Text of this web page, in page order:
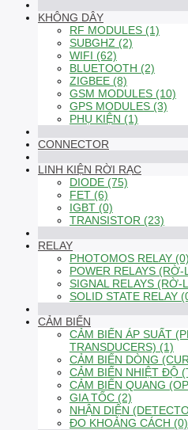
KHÔNG DÂY
RF MODULES (1)
SUBGHZ (2)
WIFI (62)
BLUETOOTH (2)
ZIGBEE (8)
GSM MODULES (10)
GPS MODULES (3)
PHỤ KIỆN (1)
CONNECTOR
LINH KIỆN RỜI RẠC
DIODE (75)
FET (6)
IGBT (0)
TRANSISTOR (23)
RELAY
PHOTOMOS RELAY (0)
POWER RELAYS
SIGNAL RELAYS (RỜ-
SOLID STATE RELAY
CẢM BIẾN
CẢM BIẾN ÁP SUẤT
TRANSDUCERS) (1)
CẢM BIẾN DÒNG
CẢM BIẾN NHIỆT ĐỘ
CẢM BIẾN QUANG
GIA TỐC (2)
NHẬN DIỆN
ĐO KHOẢNG CÁCH (0)